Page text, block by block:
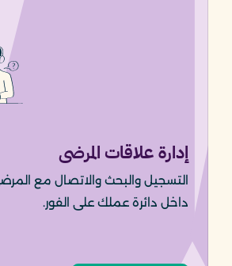
إدارة علاقات المرضى
التسجيل والبحث والاتصال مع
داخل دائرة عملك على الفور.